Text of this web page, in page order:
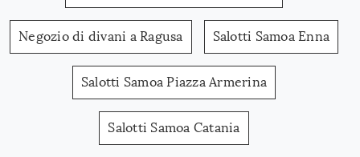
Negozio di divani a Ragusa Salotti Samoa Enna
Salotti Samoa Piazza Armerina
Salotti Samoa Catania